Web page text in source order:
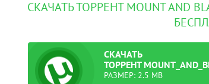
СКАЧАТЬ ТОРРЕНТ MOUNT AND
СКАЧАТЬ
ТОРРЕНТ
РАЗМЕР: 2.5 MB